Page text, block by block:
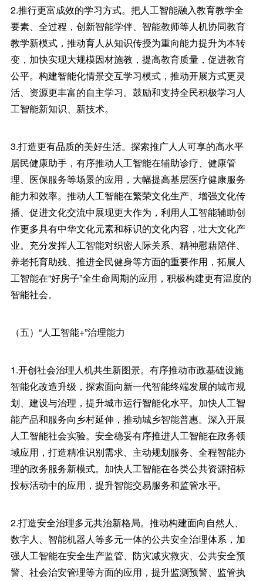
2.推行更富成效的学习方式。把人工智能融入教育教学全
要素、全过程，创新智能学伴、智能教师等人机协同教育
教学新模式，推动育人从知识传授为重向能力提升为本转
变，加快实现大规模因材施教，提高教育质量，促进教育
公平。构建智能化情景交互学习模式，推动开展方式更灵
活、资源更丰富的自主学习。鼓励和支持全民积极学习人
工智能新知识、新技术。
3.打造更有品质的美好生活。探索推广人人可享的高水平
居民健康助手，有序推动人工智能在辅助诊疗、健康管
理、医保服务等场景的应用，大幅提高基层医疗健康服务
能力和效率。推动人工智能在繁荣文化生产、增强文化传
播、促进文化交流中展现更大作为，利用人工智能辅助创
作更多具有中华文化元素和标识的文化内容，壮大文化产
业。充分发挥人工智能对织密人际关系、精神慰藉陪伴、
养老托育助残、推进全民健身等方面的重要作用，拓展人
工智能在“好房子”全生命周期的应用，积极构建更有温度的
智能社会。
（五）“人工智能+”治理能力
1.开创社会治理人机共生新图景。有序推动市政基础设施
智能化改造升级，探索面向新一代智能终端发展的城市规
划、建设与治理，提升城市运行智能化水平。加快人工智
能产品和服务向乡村延伸，推动城乡智能普惠。深入开展
人工智能社会实验。安全稳妥有序推进人工智能在政务领
域应用，打造精准识别需求、主动规划服务、全程智能办
理的政务服务新模式。加快人工智能在各类公共资源招标
投标活动中的应用，提升智能交易服务和监管水平。
2.打造安全治理多元共治新格局。推动构建面向自然人、
数字人、智能机器人等多元一体的公共安全治理体系，加
强人工智能在安全生产监管、防灾减灾救灾、公共安全预
警、社会治安管理等方面的应用，提升监测预警、监管执